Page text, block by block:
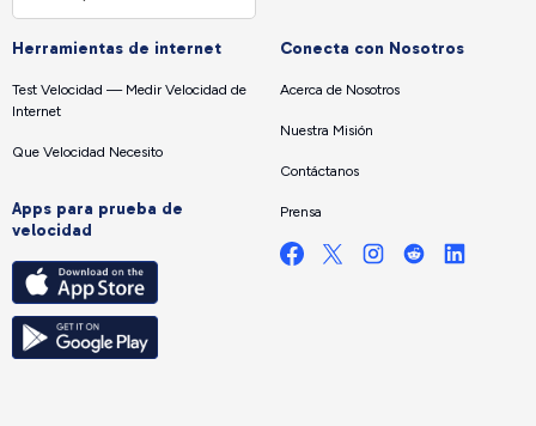
Herramientas de internet
Test Velocidad — Medir Velocidad de
Internet
Que Velocidad Necesito
Apps para prueba de
velocidad
Conecta con Nosotros
Acerca de Nosotros
Nuestra Misión
Contáctanos
Prensa